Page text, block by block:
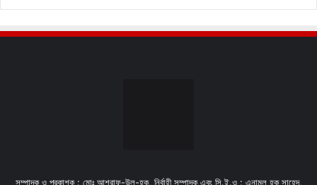
সম্পাদক ও প্রকাশক : মোঃ আশরাফ-উল-হক, নির্বাহী সম্পাদক এবং সি.ই.ও : এনামুল হক সাহেদ,